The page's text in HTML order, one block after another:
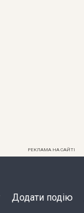
РЕКЛАМА НА САЙТІ
Додати подію